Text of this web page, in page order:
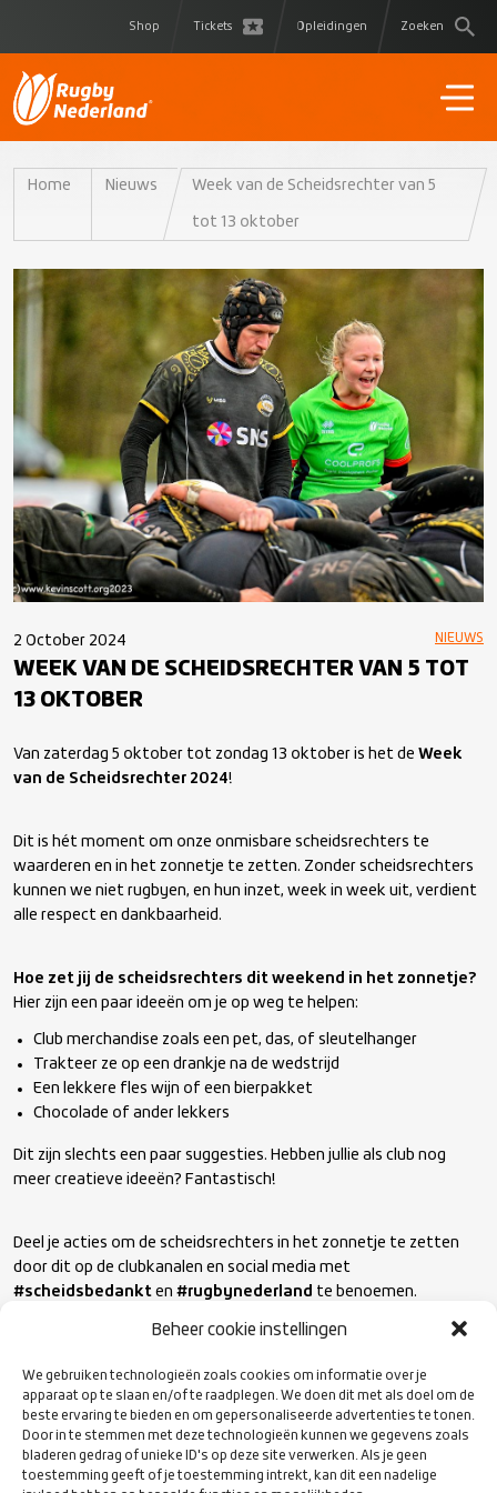
Beheer cookie instellingen
We gebruiken technologieën zoals cookies om informatie over je
apparaat op te slaan en/of te raadplegen. We doen dit met als doel om de
beste ervaring te bieden en om gepersonaliseerde advertenties te tonen.
Door in te stemmen met deze technologieën kunnen we gegevens zoals
bladeren gedrag of unieke ID's op deze site verwerken. Als je geen
toestemming geeft of je toestemming intrekt, kan dit een nadelige
Shop Tickets Opleidingen Zoeken
Home Nieuws Week van de Scheidsrechter van 5
tot 13 oktober
2 October 2024 NIEUWS
WEEK VAN DE SCHEIDSRECHTER VAN 5 TOT
13 OKTOBER
Van zaterdag 5 oktober tot zondag 13 oktober is het de Week
van de Scheidsrechter 2024!
Dit is hét moment om onze onmisbare scheidsrechters te
waarderen en in het zonnetje te zetten. Zonder scheidsrechters
kunnen we niet rugbyen, en hun inzet, week in week uit, verdient
alle respect en dankbaarheid.
Hoe zet jij de scheidsrechters dit weekend in het zonnetje?
Hier zijn een paar ideeën om je op weg te helpen:
Club merchandise zoals een pet, das, of sleutelhanger
Trakteer ze op een drankje na de wedstrijd
Een lekkere fles wijn of een bierpakket
Chocolade of ander lekkers
Dit zijn slechts een paar suggesties. Hebben jullie als club nog
meer creatieve ideeën? Fantastisch!
Deel je acties om de scheidsrechters in het zonnetje te zetten
door dit op de clubkanalen en social media met
#scheidsbedankt en #rugbynederland te benoemen.
zonnetje gaan zetten!
Spirit of Rugby
Het project
Spirit of Rugby
sluit naadloos aan bij de kernwaarden